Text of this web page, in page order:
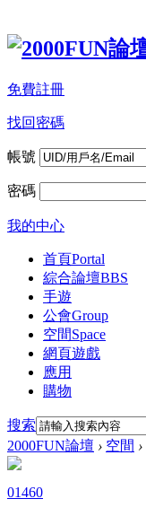
免費註冊
找回密碼
帳號
密碼
我的中心
首頁Portal
綜合論壇BBS
手遊
公會Group
空間Space
網頁遊戲
應用
購物
搜索
2000FUN論壇 › 空間 ›
01460